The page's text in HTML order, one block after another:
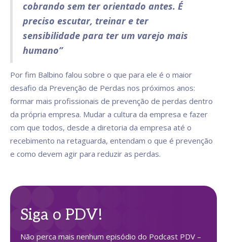
cobrando sem ter orientado antes. É
preciso escutar, treinar e ter
sensibilidade para ter um varejo mais
humano”
Por fim Balbino falou sobre o que para ele é o maior
desafio da Prevenção de Perdas nos próximos anos:
formar mais profissionais de prevenção de perdas dentro
da própria empresa. Mudar a cultura da empresa e fazer
com que todos, desde a diretoria da empresa até o
recebimento na retaguarda, entendam o que é prevenção
e como devem agir para reduzir as perdas.
Siga o PDV!
Não perca mais nenhum episódio do Podcast PDV –